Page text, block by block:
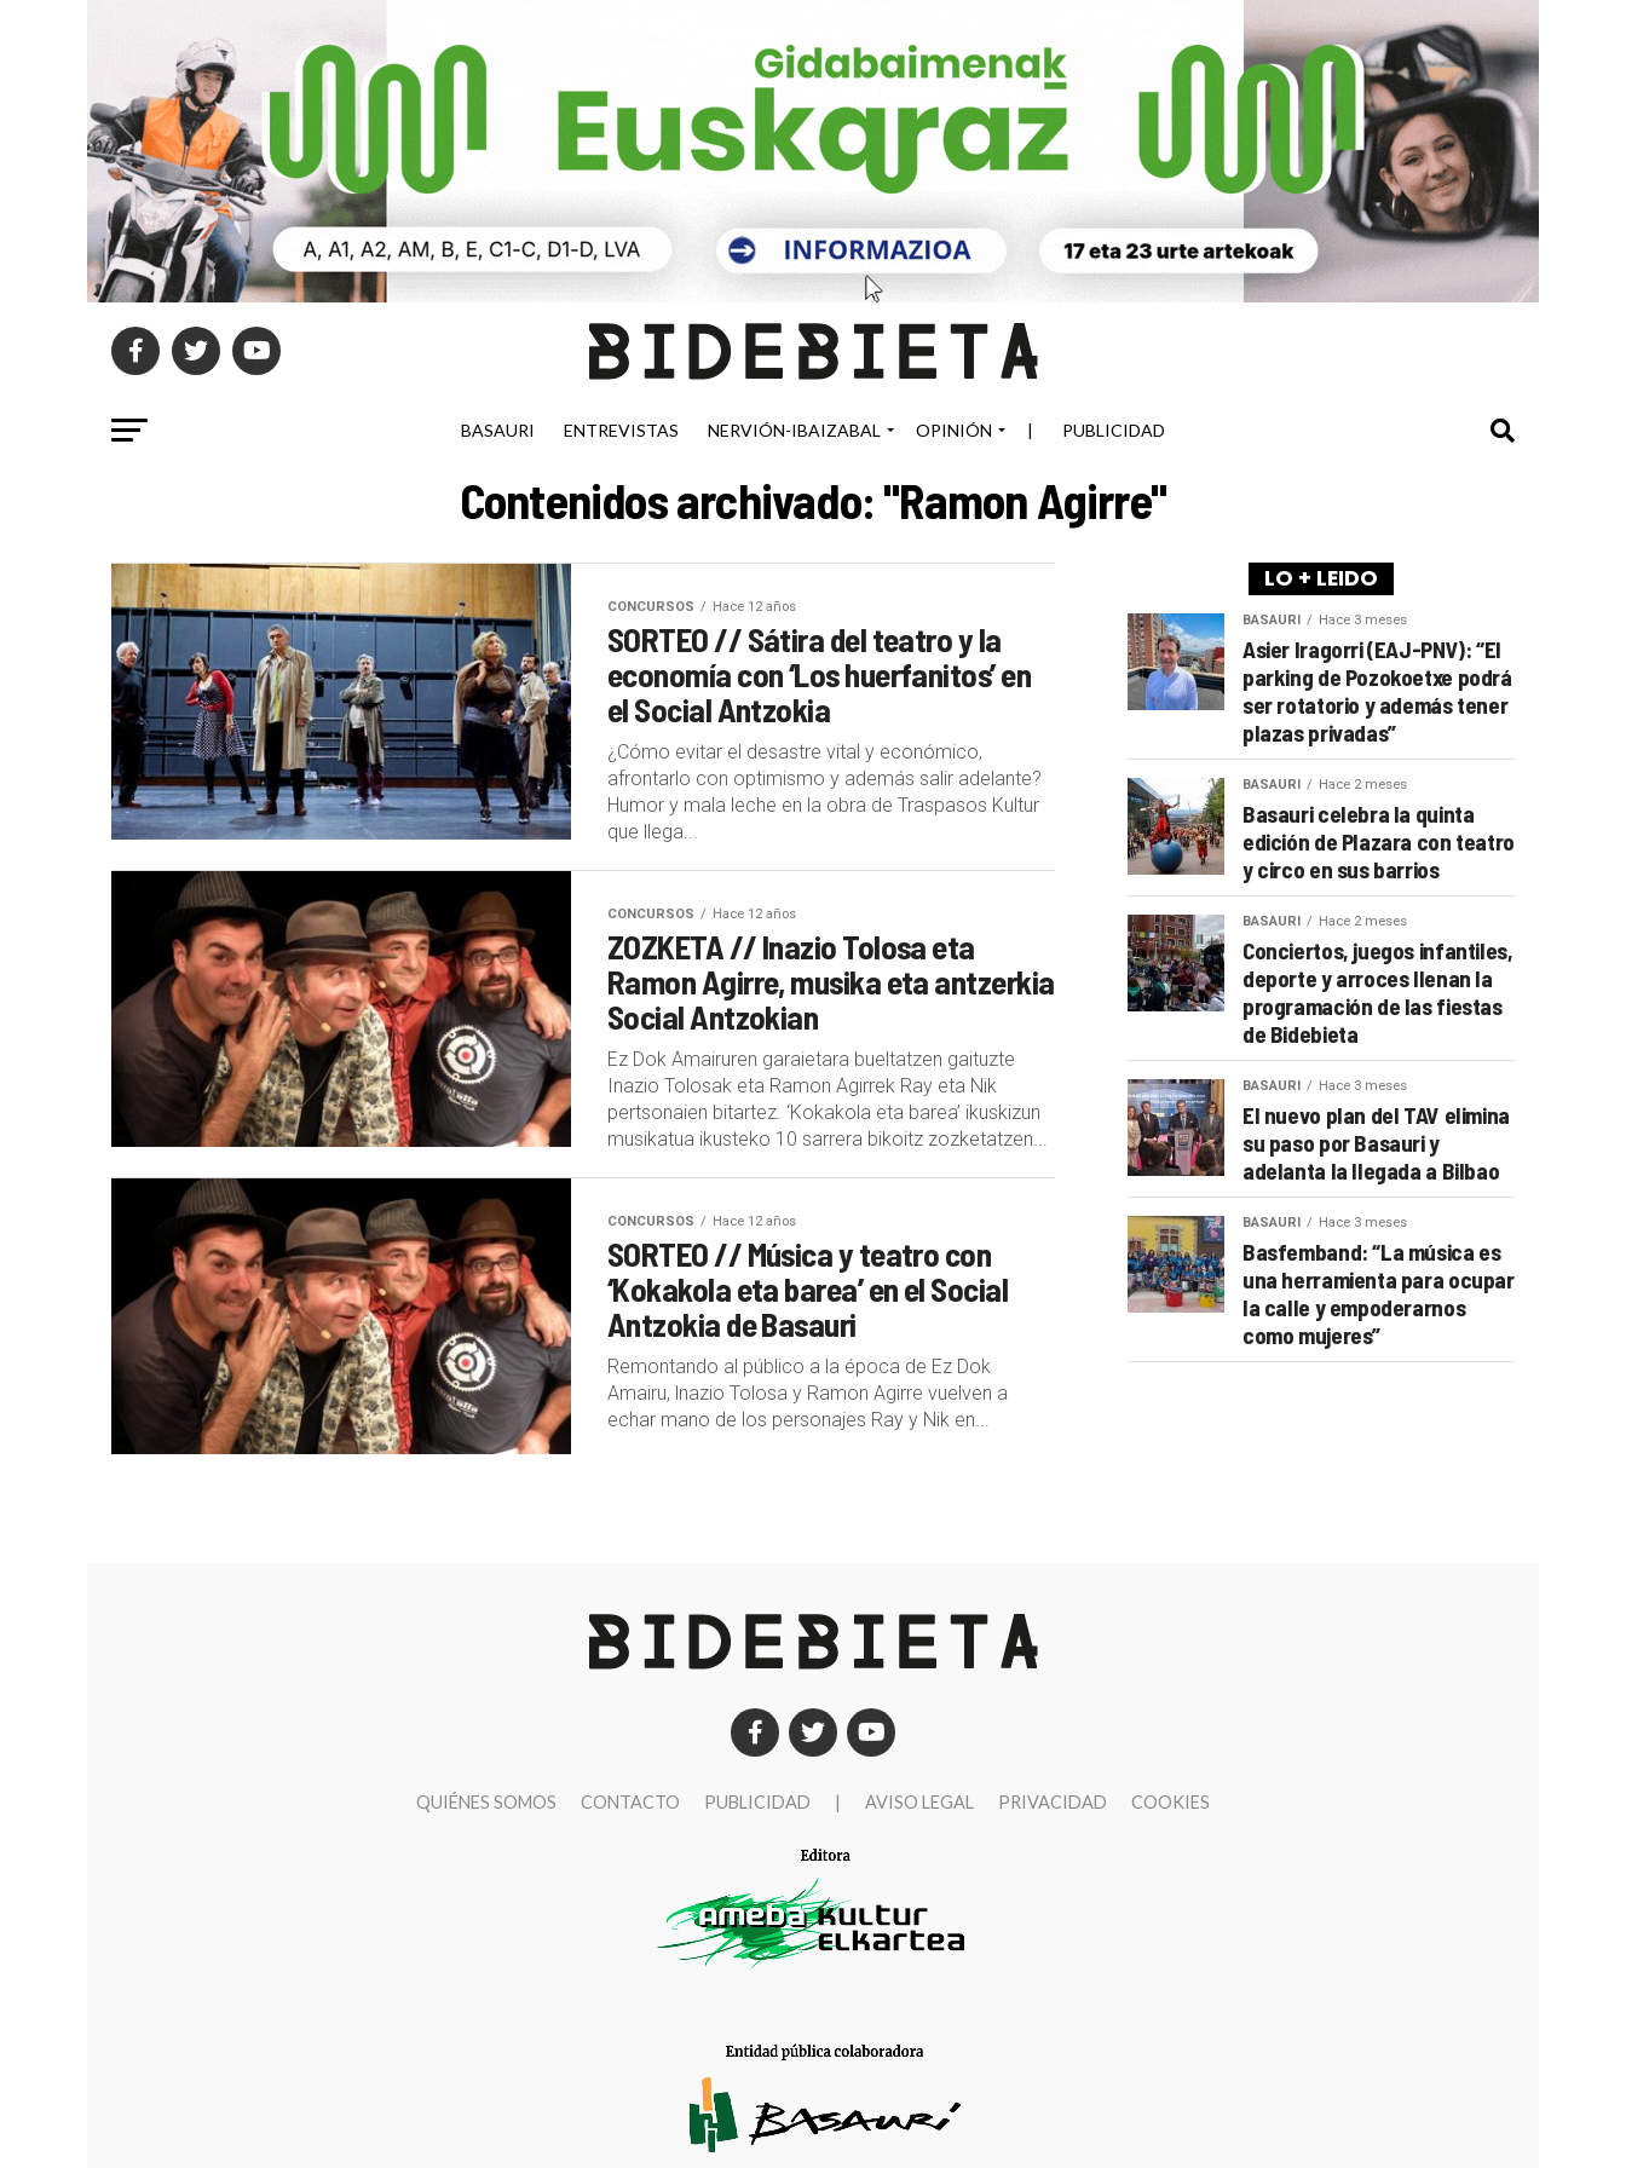
BASAURI ENTREVISTAS NERVIÓN-IBAIZABAL OPINIÓN | PUBLICIDAD
Contenidos archivado: "Ramon Agirre"
CONCURSOS Hace 12 años
SORTEO // Sátira del teatro y la
economía con ‘Los huerfanitos’ en
el Social Antzokia
¿Cómo evitar el desastre vital y económico,
afrontarlo con optimismo y además salir adelante?
Humor y mala leche en la obra de Traspasos Kultur
que llega...
CONCURSOS Hace 12 años
ZOZKETA // Inazio Tolosa eta
Ramon Agirre, musika eta antzerkia
Social Antzokian
Ez Dok Amairuren garaietara bueltatzen gaituzte
Inazio Tolosak eta Ramon Agirrek Ray eta Nik
pertsonaien bitartez. ‘Kokakola eta barea’ ikuskizun
musikatua ikusteko 10 sarrera bikoitz zozketatzen...
CONCURSOS Hace 12 años
SORTEO // Música y teatro con
‘Kokakola eta barea’ en el Social
Antzokia de Basauri
Remontando al público a la época de Ez Dok
Amairu, lnazio Tolosa y Ramon Agirre vuelven a
echar mano de los personajes Ray y Nik en...
LO + LEIDO
BASAURI Hace 3 meses
Asier Iragorri (EAJ-PNV): “El
parking de Pozokoetxe podrá
ser rotatorio y además tener
plazas privadas”
BASAURI Hace 2 meses
Basauri celebra la quinta
edición de Plazara con teatro
y circo en sus barrios
BASAURI Hace 2 meses
Conciertos, juegos infantiles,
deporte y arroces llenan la
programación de las fiestas
de Bidebieta
BASAURI Hace 3 meses
El nuevo plan del TAV elimina
su paso por Basauri y
adelanta la llegada a Bilbao
BASAURI Hace 3 meses
Basfemband: “La música es
una herramienta para ocupar
la calle y empoderarnos
como mujeres”
QUIÉNES SOMOS CONTACTO PUBLICIDAD | AVISO LEGAL PRIVACIDAD COOKIES